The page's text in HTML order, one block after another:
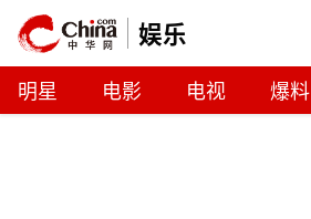
娱乐
明星 电影 电视 爆料